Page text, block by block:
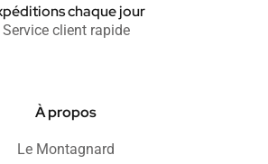
chaque jour
Service client rapide
À propos
Le Montagnard